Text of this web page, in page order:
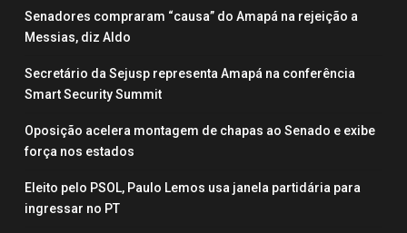
Senadores compraram “causa” do Amapá na rejeição a
Messias, diz Aldo
Secretário da Sejusp representa Amapá na conferência
Smart Security Summit
Oposição acelera montagem de chapas ao Senado e exibe
força nos estados
Eleito pelo PSOL, Paulo Lemos usa janela partidária para
ingressar no PT